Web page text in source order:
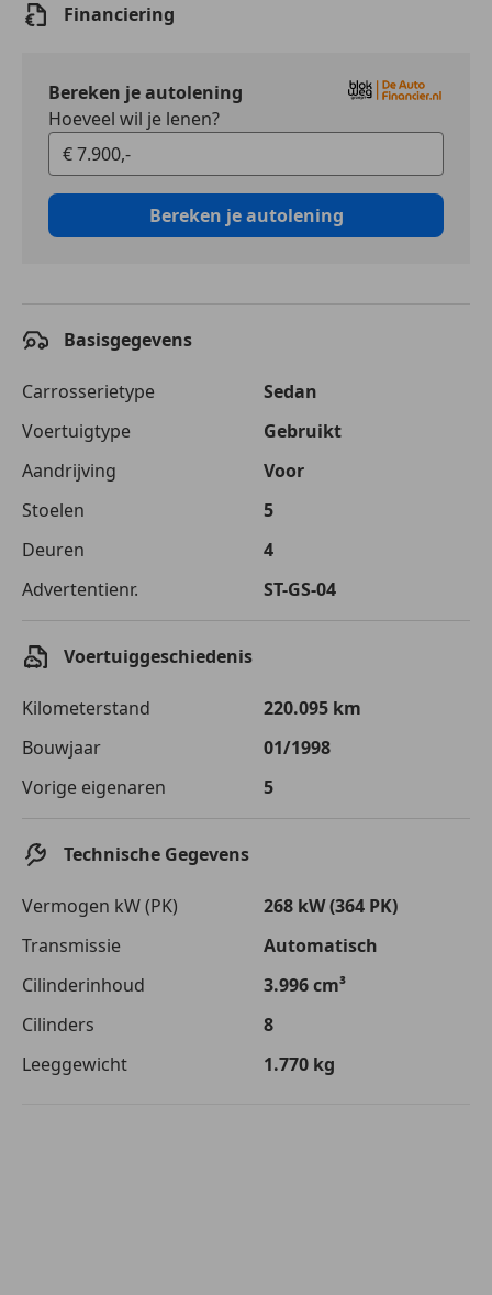
Financiering
Bereken je autolening
Hoeveel wil je lenen?
Bereken je autolening
Basisgegevens
Carrosserietype
Sedan
Voertuigtype
Gebruikt
Aandrijving
Voor
Stoelen
5
Deuren
4
Advertentienr.
ST-GS-04
Voertuiggeschiedenis
Kilometerstand
220.095 km
Bouwjaar
01/1998
Vorige eigenaren
5
Technische Gegevens
Vermogen kW (PK)
268 kW (364 PK)
Transmissie
Automatisch
Cilinderinhoud
3.996 cm³
Cilinders
8
Leeggewicht
1.770 kg